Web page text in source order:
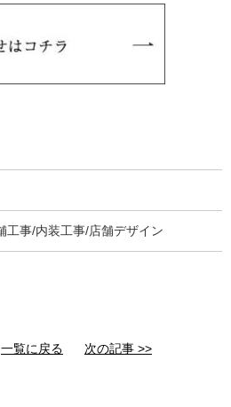
工事/内装工事/店舗デザイン
一覧に戻る 次の記事 >>